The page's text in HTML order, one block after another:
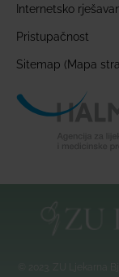
Internetsko
Pristupačnost
Sitemap (Mapa